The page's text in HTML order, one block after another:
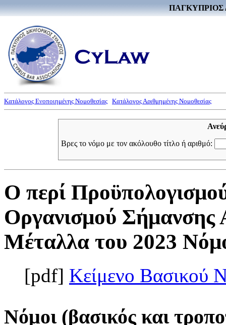
ΠΑΓΚΥΠΡΙΟΣ
Κατάλογος Ενοποιημένης Νομοθεσίας Κατάλογος Αριθμημένης Νομοθεσίας
Βρες το νόμο με τον ακόλουθο τίτλο ή αριθμό:
Ο περί
Οργανισμού Σήμανσης
Μέταλλα του 2023
[pdf] Κείμενο Βασικού
Νόμοι (βασικός και